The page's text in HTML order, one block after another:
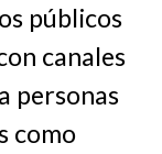
públicos
canales
personas
como